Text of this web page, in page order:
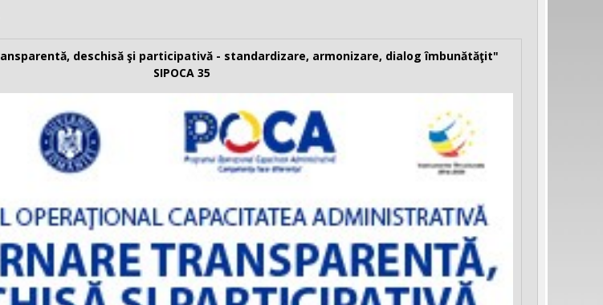
deschisă şi participativă - standardizare, armonizare, dialog îmbunătăţit"
SIPOCA 35